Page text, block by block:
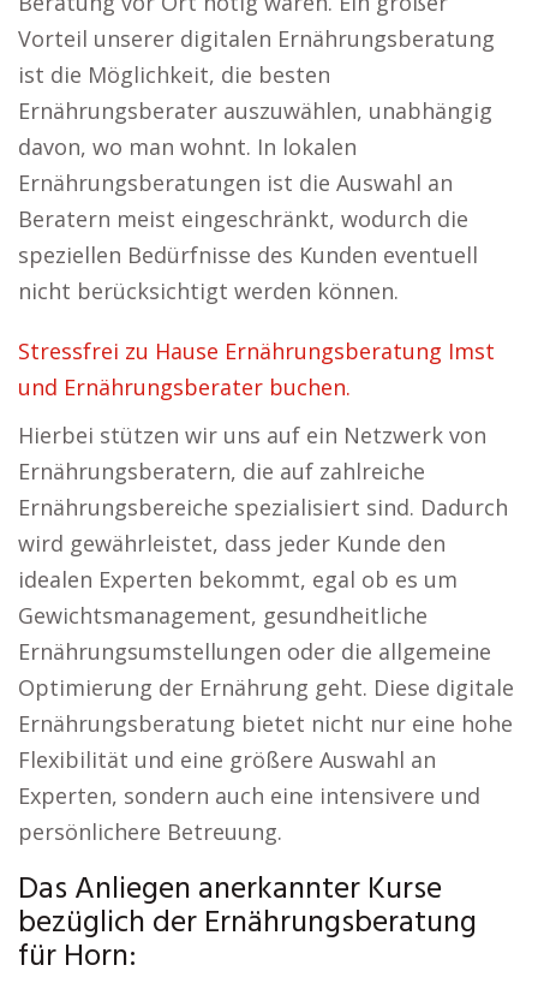
Vorteil unserer digitalen Ernährungsberatung
ist die Möglichkeit, die besten
Ernährungsberater auszuwählen, unabhängig
davon, wo man wohnt. In lokalen
Ernährungsberatungen ist die Auswahl an
Beratern meist eingeschränkt, wodurch die
speziellen Bedürfnisse des Kunden eventuell
nicht berücksichtigt werden können.
Stressfrei zu Hause Ernährungsberatung Imst
und Ernährungsberater buchen.
Hierbei stützen wir uns auf ein Netzwerk von
Ernährungsberatern, die auf zahlreiche
Ernährungsbereiche spezialisiert sind. Dadurch
wird gewährleistet, dass jeder Kunde den
idealen Experten bekommt, egal ob es um
Gewichtsmanagement, gesundheitliche
Ernährungsumstellungen oder die allgemeine
Optimierung der Ernährung geht. Diese digitale
Ernährungsberatung bietet nicht nur eine hohe
Flexibilität und eine größere Auswahl an
Experten, sondern auch eine intensivere und
persönlichere Betreuung.
Das Anliegen anerkannter Kurse
bezüglich der Ernährungsberatung
für Horn: